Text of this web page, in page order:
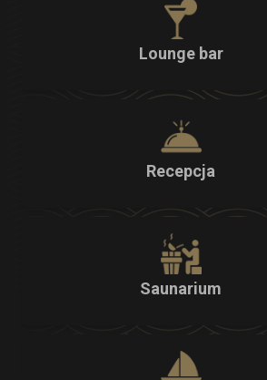
Lounge bar
Recepcja
Saunarium